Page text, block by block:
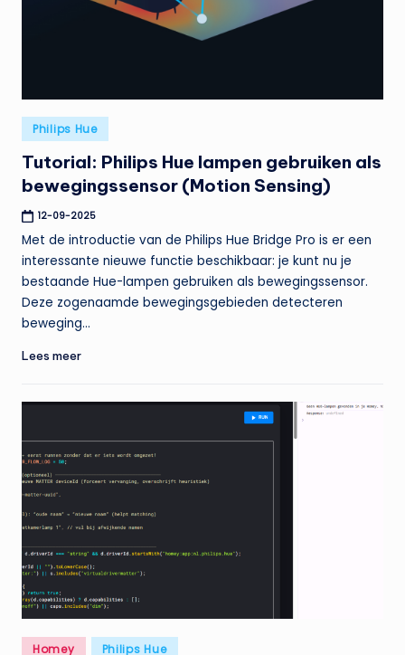
t
Geplaatst
in
Philips Hue
Tutorial: Philips Hue lampen gebruiken als
bewegingssensor (Motion Sensing)
12-09-2025
Met de introductie van de Philips Hue Bridge Pro is er een
interessante nieuwe functie beschikbaar: je kunt nu je
bestaande Hue-lampen gebruiken als bewegingssensor.
Deze zogenaamde bewegingsgebieden detecteren
beweging…
Lees meer
Geplaatst
Homey Philips Hue